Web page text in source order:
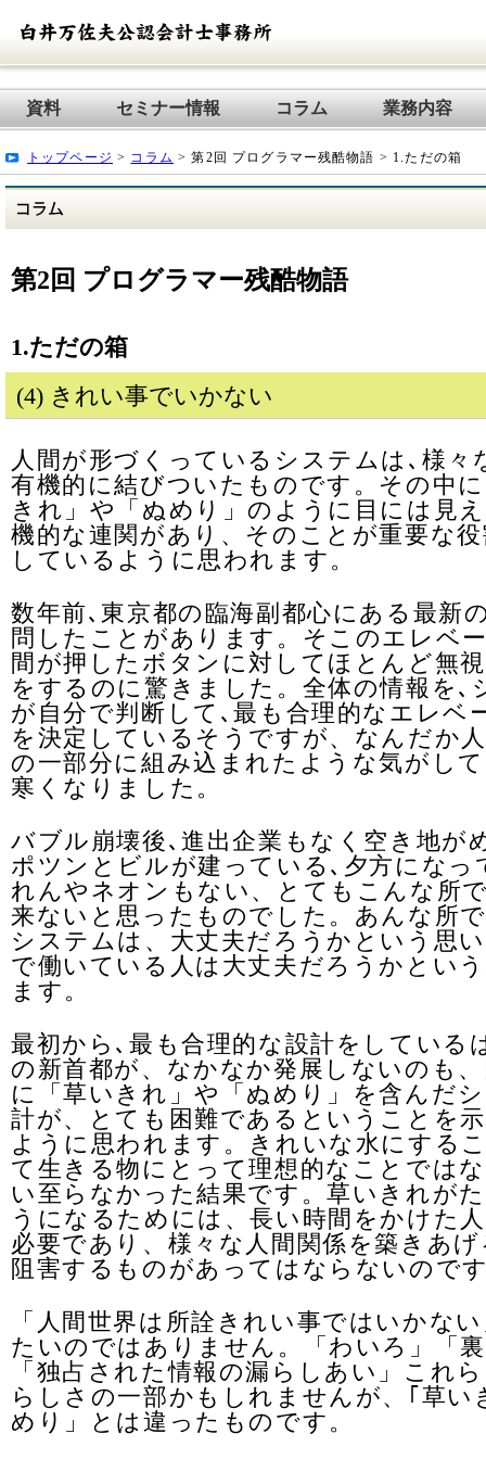
資料 セミナー情報 コラム 業務内容
トップページ > コラム > 第2回 プログラマー残酷物語 > 1.ただの箱
第2回 プログラマー残酷物語
1.ただの箱
(4) きれい事でいかない
人間が形づくっているシステムは､様々
有機的に結びついたものです。その中
きれ」や「ぬめり」のように目には見
機的な連関があり、そのことが重要な
しているように思われます。
数年前､東京都の臨海副都心にある最新
問したことがあります。そこのエレベ
間が押したボタンに対してほとんど無
をするのに驚きました。全体の情報を､
が自分で判断して､最も合理的なエレベ
を決定しているそうですが、なんだか
の一部分に組み込まれたような気がし
寒くなりました。
バブル崩壊後､進出企業もなく空き地が
ポツンとビルが建っている､夕方になっ
れんやネオンもない、とてもこんな所
来ないと思ったものでした。あんな所
システムは、大丈夫だろうかという思
で働いている人は大丈夫だろうかとい
ます。
最初から､最も合理的な設計をしている
の新首都が、なかなか発展しないのも
に「草いきれ」や「ぬめり」を含んだ
計が、とても困難であるということを
ように思われます。きれいな水にする
て生きる物にとって理想的なことでは
い至らなかった結果です。草いきれが
うになるためには、長い時間をかけた
必要であり、様々な人間関係を築きあ
阻害するものがあってはならないので
「人間世界は所詮きれい事ではいかな
たいのではありません。「わいろ」「
「独占された情報の漏らしあい」これ
らしさの一部かもしれませんが、｢草い
めり」とは違ったものです。